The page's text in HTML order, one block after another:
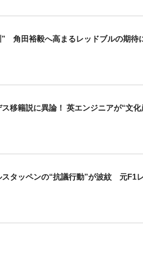
角田裕毅へ高まるレッドブルの期待
移籍説に異論！ 英エンジニアが“文
タッペンの“抗議行動”が波紋 元F1